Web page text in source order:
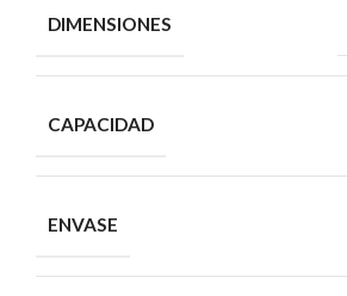
DIMENSIONES
CAPACIDAD
ENVASE